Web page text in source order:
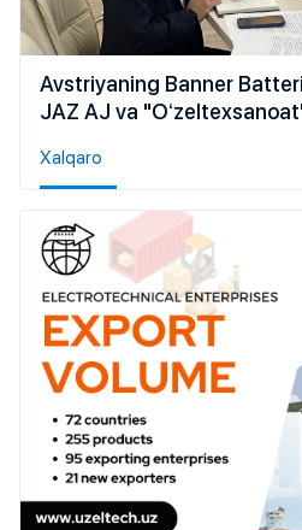
Avstriyaning Banner
JAZ AJ va
Xalqaro